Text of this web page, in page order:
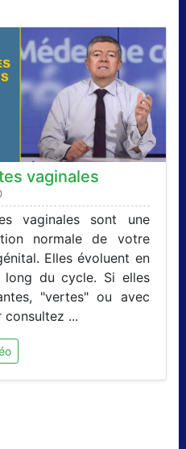
vaginales
vaginales sont une
normale de votre
Elles évoluent en
long du cycle. Si elles
"vertes" ou avec
consultez ...